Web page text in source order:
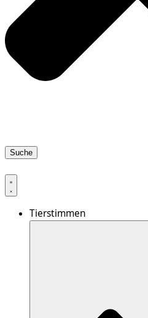
Suche
Tierstimmen